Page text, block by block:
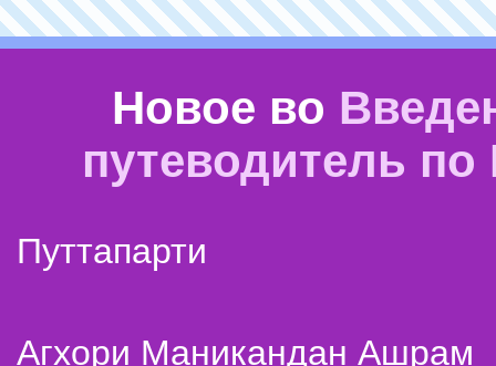
Новое во
путеводитель
Путтапарти
Агхори Маникандан Ашрам